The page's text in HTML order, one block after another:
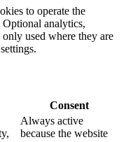
to operate the
Optional analytics,
used where they are
Consent
Always active
because the website